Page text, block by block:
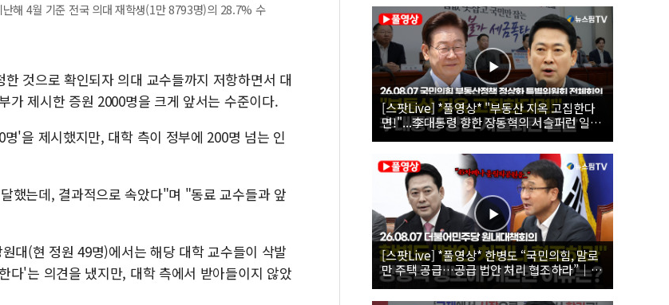
해 4월 기준 전국 의대 재학생(1만 8793명)의 28.7% 수
것으로 확인되자 의대 교수들까지 저항하면서 대
가 제시한 증원 2000명을 크게 앞서는 수준이다.
'을 제시했지만, 대학 측이 정부에 200명 넘는 인
했는데, 결과적으로 속았다"며 "동료 교수들과 앞
대(현 정원 49명)에서는 해당 대학 교수들이 삭발
다'는 의견을 냈지만, 대학 측에서 받아들이지 않았
[스팟Live] *풀영상* "부동산 지옥 고집한다
면!"...李대통령 향한 장동혁의 서슬퍼런 일갈
| 26.08.07 국민의힘 부동산정책 정상화 특별
위원회 전체회의
[스팟Live] *풀영상* 한병도 “국민의힘, 말로
만 주택 공급…공급 법안 처리 협조하라”｜
26.08.07 더불어민주당 원내대책회의